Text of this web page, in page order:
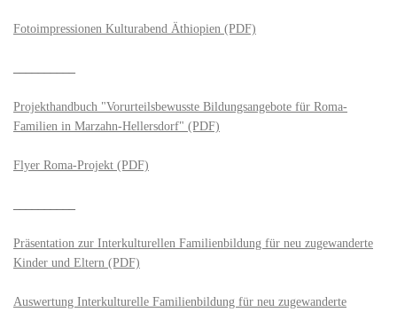
Fotoimpressionen Kulturabend Äthiopien (PDF)
Projekthandbuch "Vorurteilsbewusste Bildungsangebote für Roma-
Familien in Marzahn-Hellersdorf" (PDF)
Flyer Roma-Projekt (PDF)
Präsentation zur Interkulturellen Familienbildung für neu zugewanderte
Kinder und Eltern (PDF)
Auswertung Interkulturelle Familienbildung für neu zugewanderte